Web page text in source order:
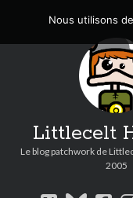
Littlecelt
Le blog patchwork de
2005
Nous utilisons